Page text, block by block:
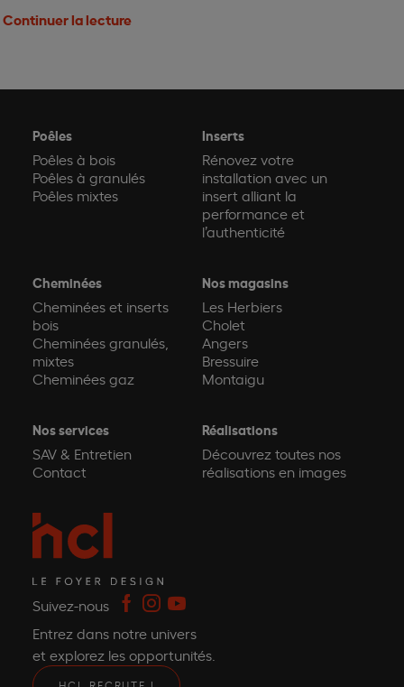
Continuer la lecture
Poêles
Poêles à bois
Poêles à granulés
Poêles mixtes
Inserts
Rénovez votre
installation avec un
insert alliant la
performance et
l’authenticité
Cheminées
Cheminées et inserts
bois
Cheminées granulés,
mixtes
Cheminées gaz
Nos magasins
Les Herbiers
Cholet
Angers
Bressuire
Montaigu
Nos services
SAV & Entretien
Contact
Réalisations
Découvrez toutes nos
réalisations en images
Suivez-nous
Entrez dans notre univers
et explorez les opportunités.